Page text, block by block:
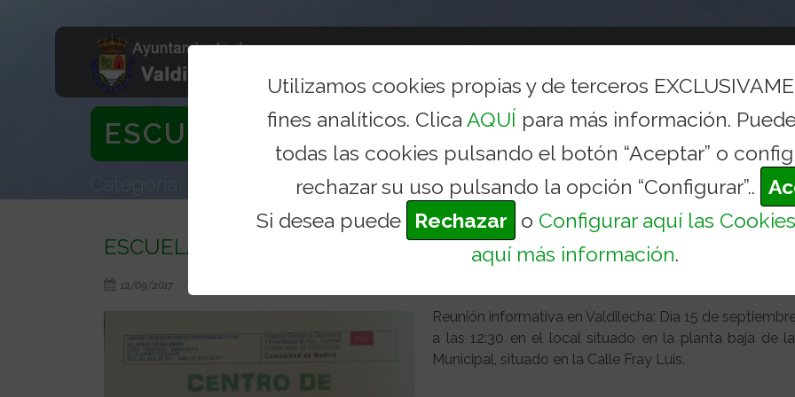
Utilizamos cookies propias y de terceros
fines analíticos. Clica AQUÍ para más información.
todas las cookies pulsando el botón “Aceptar” o
rechazar su uso pulsando la opción “Configurar”..
Si desea puede
Rechazar o Configurar aquí las Cookies
aquí más información.
ESCUELA DE ADULTOS EN VALDILECHA
Categoría: Noticias
Inicio Actualidad
ESCUELA DE ADULTOS EN VALDILECHA
12/09/2017
Reunión informativa en Valdilecha: Día 15 de
a las 12:30 en el local situado en la planta baja de
Municipal, situado en la Calle Fray Luis.